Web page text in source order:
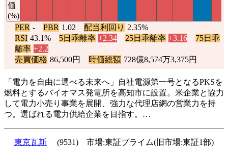
価
(%)
PER - PBR 1.02 配当利回り 2.35%
RSI 43.1% 5日乖離率 +2.34 25日乖離率 +3.16
75日乖
離率 +2.2
売買価格 86,500円 時価総額 728億8,574万3,375円
「電力を自由に選べる未来へ」自社電源第一号となるPKSを
燃料とするバイオマス発電所を高知市に設置。米企業と協力
して電力小売り事業を展開、強力な代理店網の営業力を持
つ。選ばれる電力供給企業を目指す。…
東京瓦斯
(9531) 市場:東証プライム(旧市場:東証1部)